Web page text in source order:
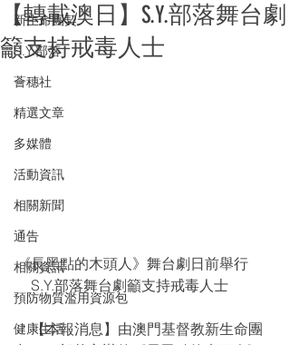
新生命團契
S.Y.部落
薈穗社
精選文章
多媒體
活動資訊
相關新聞
通告
相關資訊
預防物質濫用資源包
健康生活
【轉載澳日】S.Y.部落舞台劇
籲支持戒毒人士
《長黑點的木頭人》舞台劇日前舉行
    S.Y.部落舞台劇籲支持戒毒人士
    【本報消息】由澳門基督教新生命團